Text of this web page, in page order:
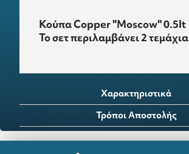
Κούπα Copper "Μοscοw" 0.5lt
Το σετ περιλαμβάνει 2 τεμάχια
Χαρακτηριστικά
Τρόποι Αποστολής